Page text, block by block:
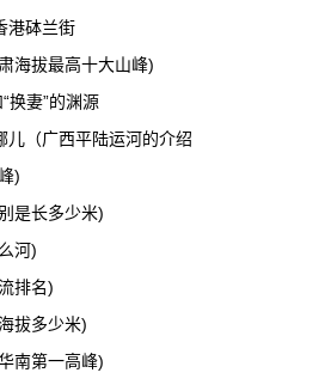
港砵兰街
海拔最高十大山峰)
换妻”的渊源
儿（广西平陆运河的介绍
)
是长多少米)
河)
排名)
拔多少米)
南第一高峰)